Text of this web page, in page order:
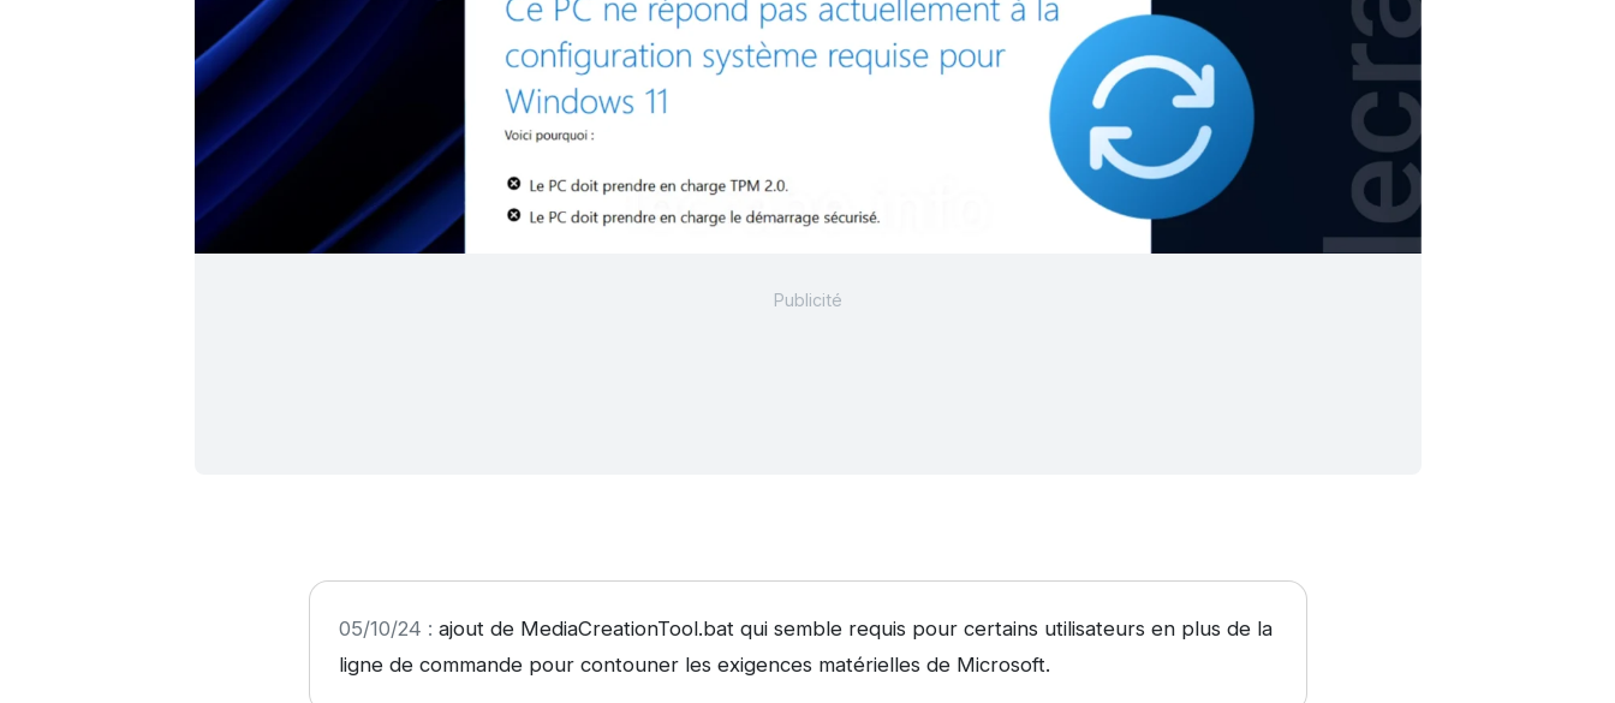
05/10/24 : ajout de MediaCreationTool.bat qui semble requis pour certains utilisateurs en plus de la
ligne de commande pour contouner les exigences matérielles de Microsoft.